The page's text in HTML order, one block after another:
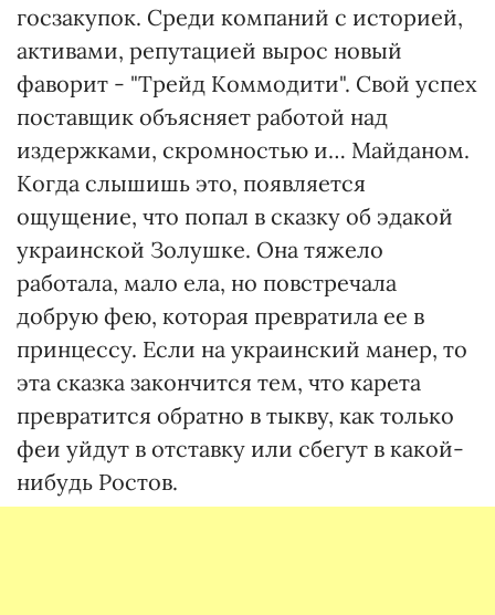
госзакупок. Среди компаний с историей,
активами, репутацией вырос новый
фаворит - "Трейд Коммодити". Свой успех
поставщик объясняет работой над
издержками, скромностью и… Майданом.
Когда слышишь это, появляется
ощущение, что попал в сказку об эдакой
украинской Золушке. Она тяжело
работала, мало ела, но повстречала
добрую фею, которая превратила ее в
принцессу. Если на украинский манер, то
эта сказка закончится тем, что карета
превратится обратно в тыкву, как только
феи уйдут в отставку или сбегут в какой-
нибудь Ростов.